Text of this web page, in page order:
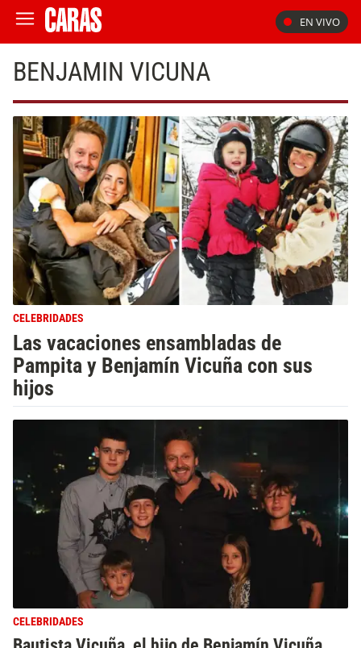
EN VIVO
BENJAMIN VICUNA
CELEBRIDADES
Las vacaciones ensambladas de
Pampita y Benjamín Vicuña con sus
hijos
CELEBRIDADES